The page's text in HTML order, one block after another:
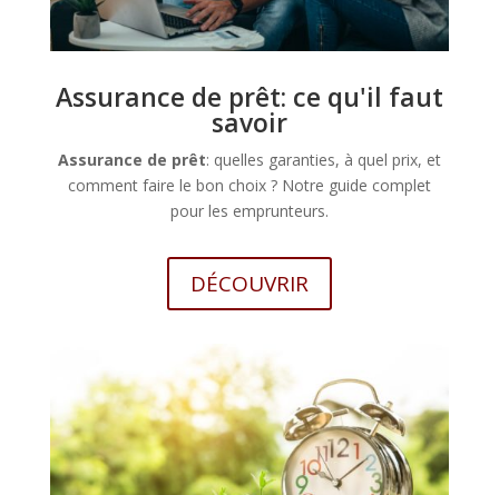
Assurance de prêt: ce qu'il faut
savoir
Assurance de prêt: quelles garanties, à quel prix, et
comment faire le bon choix ? Notre guide complet
pour les emprunteurs.
DÉCOUVRIR